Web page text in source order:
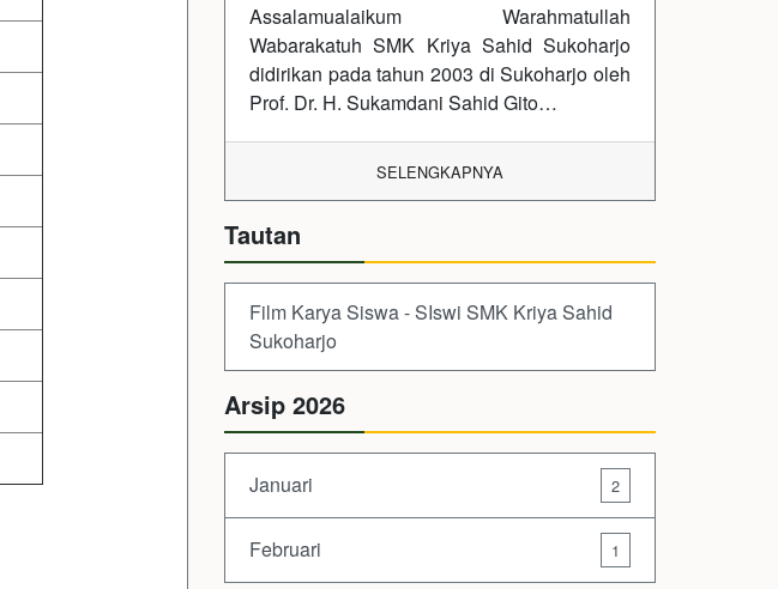
Assalamualaikum Warahmatullah
Wabarakatuh SMK Kriya Sahid Sukoharjo
didirikan pada tahun 2003 di Sukoharjo oleh
Prof. Dr. H. Sukamdani Sahid Gito…
SELENGKAPNYA
Tautan
Film Karya Siswa - SIswi SMK Kriya Sahid
Sukoharjo
Arsip 2026
Januari 2
Februari 1